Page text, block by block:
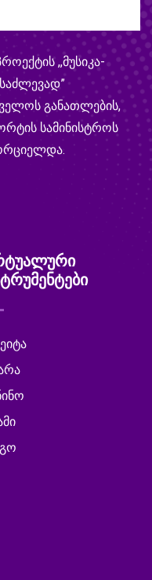
,,მუსიკა-
განათლების,
სამინისტროს